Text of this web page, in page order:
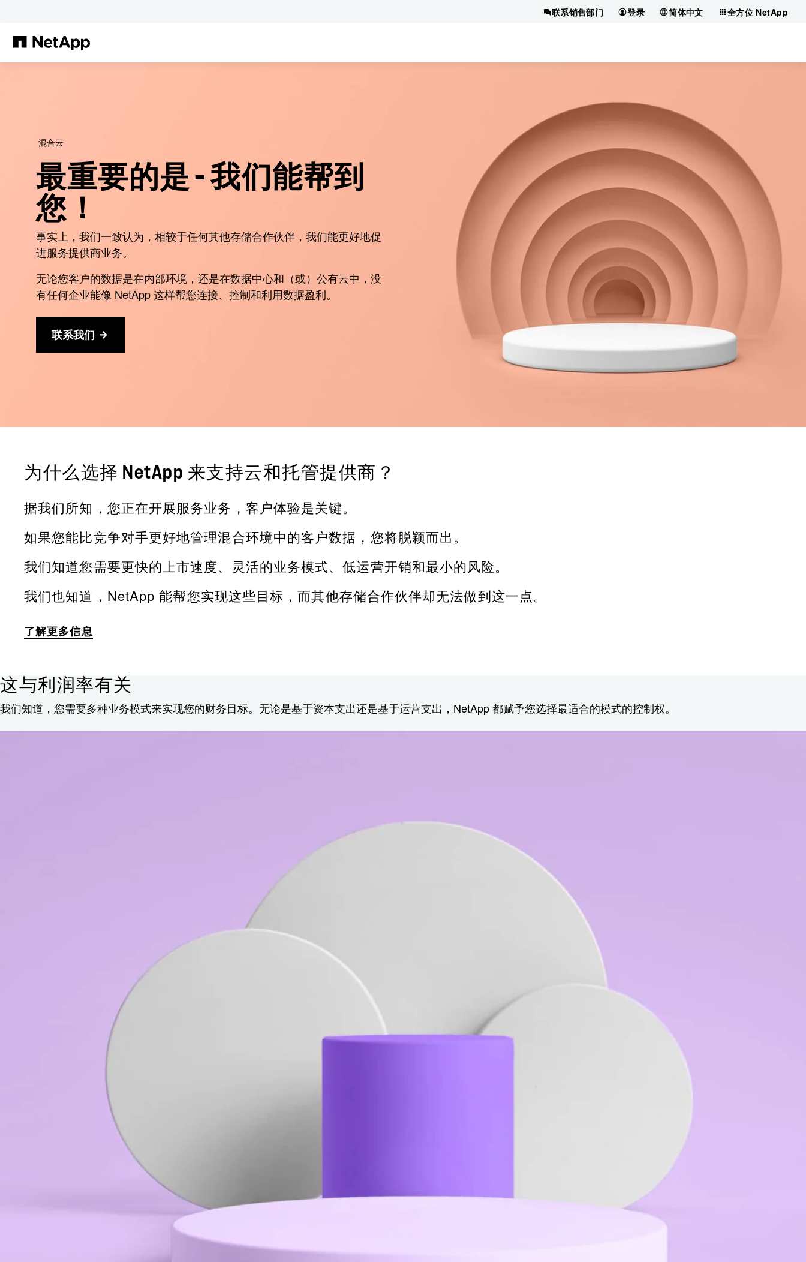
联系销售部门 登录 简体中文 全方位 NetApp
混合云
最重要的是 — 我们能帮到
您！
事实上，我们一致认为，相较于任何其他存储合作伙伴，我们能更好地促
进服务提供商业务。
无论您客户的数据是在内部环境，还是在数据中心和（或）公有云中，没
有任何企业能像 NetApp 这样帮您连接、控制和利用数据盈利。
联系我们
为什么选择 NetApp 来支持云和托管提供商？
据我们所知，您正在开展服务业务，客户体验是关键。
如果您能比竞争对手更好地管理混合环境中的客户数据，您将脱颖而出。
我们知道您需要更快的上市速度、灵活的业务模式、低运营开销和最小的风险。
我们也知道，NetApp 能帮您实现这些目标，而其他存储合作伙伴却无法做到这一点。
了解更多信息
这与利润率有关
我们知道，您需要多种业务模式来实现您的财务目标。无论是基于资本支出还是基于运营支出，NetApp 都赋予您选择最适合的模式的控制权。